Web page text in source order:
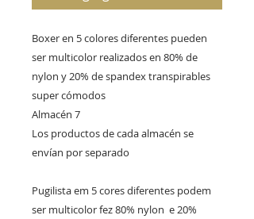
Boxer en 5 colores diferentes pueden
ser multicolor realizados en 80% de
nylon y 20% de spandex transpirables
super cómodos
Almacén 7
Los productos de cada almacén se
envían por separado
Pugilista em 5 cores diferentes podem
ser multicolor fez 80% nylon  e 20%